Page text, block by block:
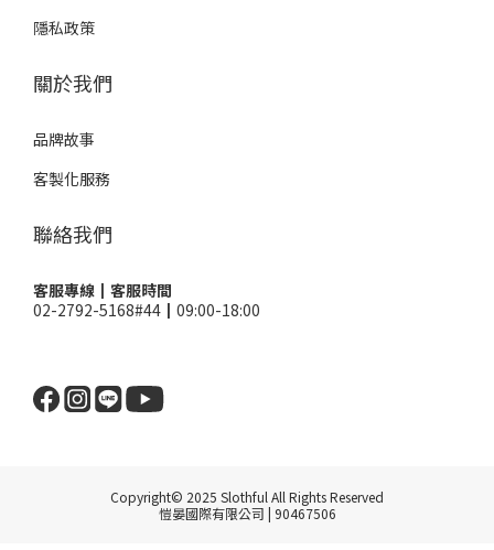
隱私政策
關於我們
品牌故事
客製化服務
聯絡我們
客服專線┃客服時間
02-2792-5168#44┃09:00-18:00
Copyright© 2025 Slothful All Rights Reserved
愷晏國際有限公司 | 90467506